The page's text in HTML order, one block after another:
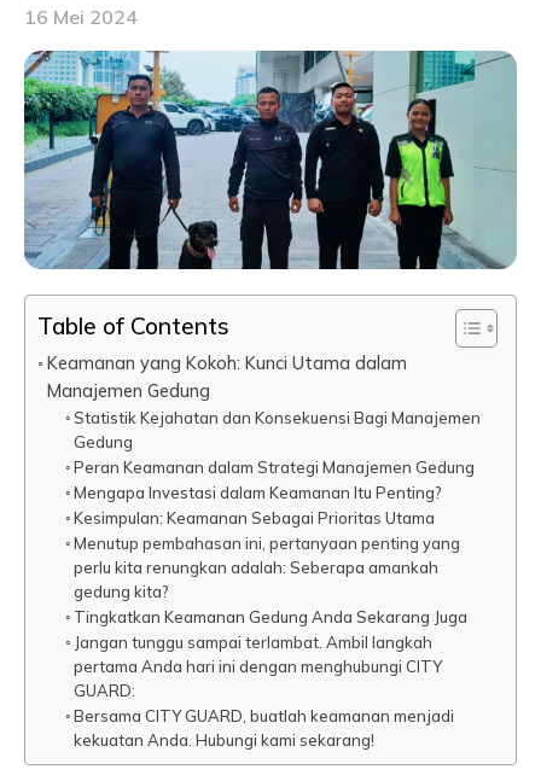
16 Mei 2024
Table of Contents
Keamanan yang Kokoh: Kunci Utama dalam
Manajemen Gedung
Statistik Kejahatan dan Konsekuensi Bagi Manajemen
Gedung
Peran Keamanan dalam Strategi Manajemen Gedung
Mengapa Investasi dalam Keamanan Itu Penting?
Kesimpulan: Keamanan Sebagai Prioritas Utama
Menutup pembahasan ini, pertanyaan penting yang
perlu kita renungkan adalah: Seberapa amankah
gedung kita?
Tingkatkan Keamanan Gedung Anda Sekarang Juga
Jangan tunggu sampai terlambat. Ambil langkah
pertama Anda hari ini dengan menghubungi CITY
GUARD:
Bersama CITY GUARD, buatlah keamanan menjadi
kekuatan Anda. Hubungi kami sekarang!